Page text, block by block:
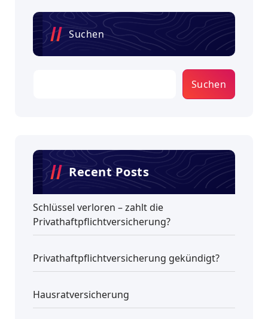
Suchen
Suchen
Recent Posts
Schlüssel verloren – zahlt die
Privathaftpflichtversicherung?
Privathaftpflichtversicherung gekündigt?
Hausratversicherung